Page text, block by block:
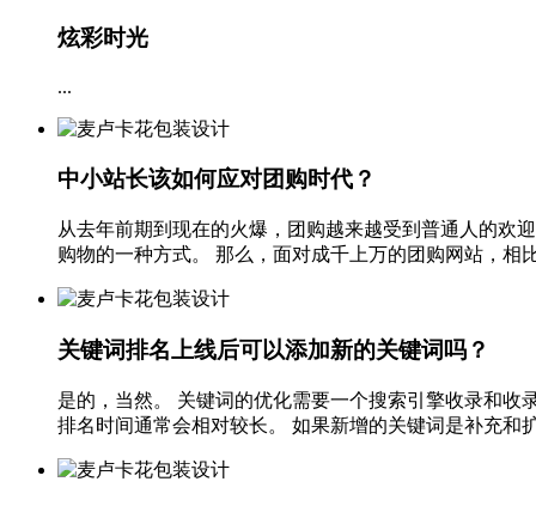
炫彩时光
...
中小站长该如何应对团购时代？
从去年前期到现在的火爆，团购越来越受到普通人的欢
购物的一种方式。 那么，面对成千上万的团购网站，相
关键词排名上线后可以添加新的关键词吗？
是的，当然。 关键词的优化需要一个搜索引擎收录和
排名时间通常会相对较长。 如果新增的关键词是补充和